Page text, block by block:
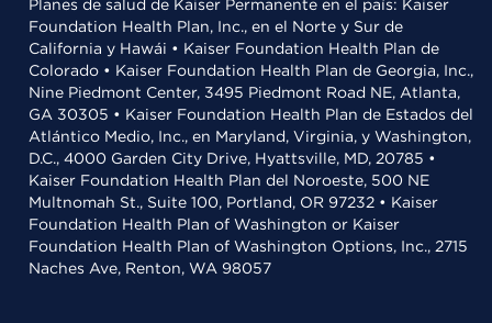
Planes de salud de Kaiser Permanente en el país: Kaiser
Foundation Health Plan, Inc., en el Norte y Sur de
California y Hawái • Kaiser Foundation Health Plan de
Colorado • Kaiser Foundation Health Plan de Georgia, Inc.,
Nine Piedmont Center, 3495 Piedmont Road NE, Atlanta,
GA 30305 • Kaiser Foundation Health Plan de Estados del
Atlántico Medio, Inc., en Maryland, Virginia, y Washington,
D.C., 4000 Garden City Drive, Hyattsville, MD, 20785 •
Kaiser Foundation Health Plan del Noroeste, 500 NE
Multnomah St., Suite 100, Portland, OR 97232 • Kaiser
Foundation Health Plan of Washington or Kaiser
Foundation Health Plan of Washington Options, Inc., 2715
Naches Ave, Renton, WA 98057